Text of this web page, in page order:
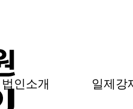
법인소개 일제강